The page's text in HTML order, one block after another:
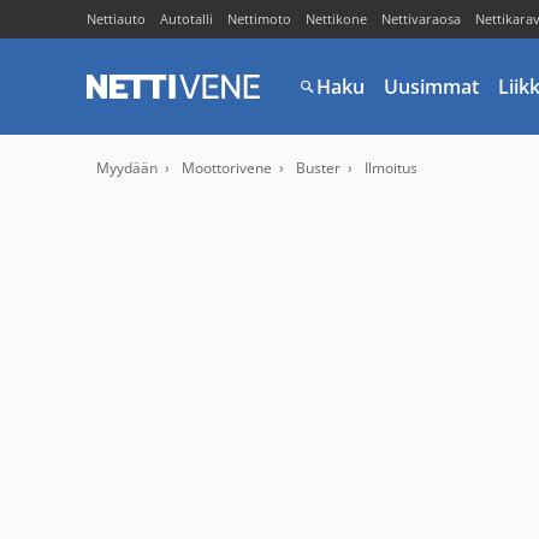
Nettiauto Autotalli Nettimoto Nettikone Nettivaraosa
Haku Uusimmat
Myydään Moottorivene Buster Ilmoitus